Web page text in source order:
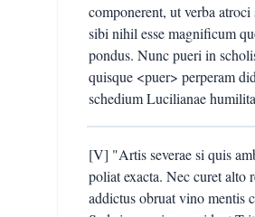
componerent, ut verba
sibi nihil esse magnificum
pondus. Nunc pueri in
quisque <puer> perperam
schedium Lucilianae
[V] "Artis severae si quis
poliat exacta. Nec curet alto
addictus obruat vino mentis